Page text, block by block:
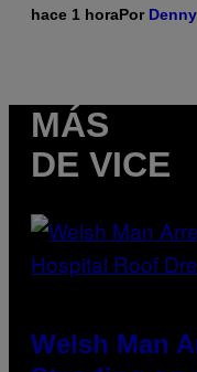
hace 1 horaPor
MÁS
DE VICE
Welsh Man